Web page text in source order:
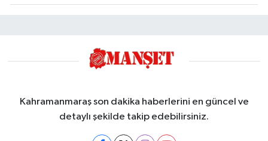
Kahramanmaraş son dakika haberlerini en güncel ve
detaylı şekilde takip edebilirsiniz.